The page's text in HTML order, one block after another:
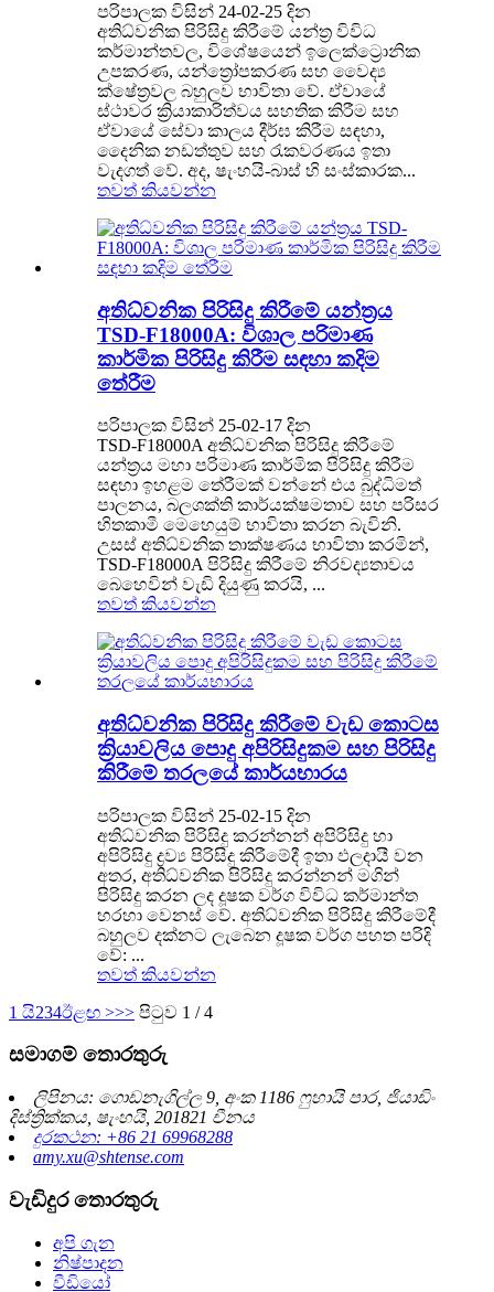
පරිපාලක විසින් 24-02-25 දින
අතිධ්වනික පිරිසිදු කිරීමේ යන්ත්‍ර විවිධ
කර්මාන්තවල, විශේෂයෙන් ඉලෙක්ට්‍රොනික
උපකරණ, යන්ත්‍රෝපකරණ සහ වෛද්‍ය
ක්ෂේත්‍රවල බහුලව භාවිතා වේ. ඒවායේ
ස්ථාවර ක්‍රියාකාරිත්වය සහතික කිරීම සහ
ඒවායේ සේවා කාලය දීර්ඝ කිරීම සඳහා,
දෛනික නඩත්තුව සහ රැකවරණය ඉතා
වැදගත් වේ. අද, ෂැංහයි-බාස් හි සංස්කාරක...
තවත් කියවන්න
අතිධ්වනික පිරිසිදු කිරීමේ යන්ත්‍රය
TSD-F18000A: විශාල පරිමාණ
කාර්මික පිරිසිදු කිරීම සඳහා කදිම
තේරීම
පරිපාලක විසින් 25-02-17 දින
TSD-F18000A අතිධ්වනික පිරිසිදු කිරීමේ
යන්ත්‍රය මහා පරිමාණ කාර්මික පිරිසිදු කිරීම
සඳහා ඉහළම තේරීමක් වන්නේ එය බුද්ධිමත්
පාලනය, බලශක්ති කාර්යක්ෂමතාව සහ පරිසර
හිතකාමී මෙහෙයුම් භාවිතා කරන බැවිනි.
උසස් අතිධ්වනික තාක්ෂණය භාවිතා කරමින්,
TSD-F18000A පිරිසිදු කිරීමේ නිරවද්‍යතාවය
බෙහෙවින් වැඩි දියුණු කරයි, ...
තවත් කියවන්න
අතිධ්වනික පිරිසිදු කිරීමේ වැඩ කොටස
ක්‍රියාවලිය පොදු අපිරිසිදුකම සහ පිරිසිදු
කිරීමේ තරලයේ කාර්යභාරය
පරිපාලක විසින් 25-02-15 දින
අතිධ්වනික පිරිසිදු කරන්නන් අපිරිසිදු හා
අපිරිසිදු ද්‍රව්‍ය පිරිසිදු කිරීමේදී ඉතා ඵලදායී වන
අතර, අතිධ්වනික පිරිසිදු කරන්නන් මගින්
පිරිසිදු කරන ලද දූෂක වර්ග විවිධ කර්මාන්ත
හරහා වෙනස් වේ. අතිධ්වනික පිරිසිදු කිරීමේදී
බහුලව දක්නට ලැබෙන දූෂක වර්ග පහත පරිදි
වේ: ...
තවත් කියවන්න
1 යි234ඊළඟ >>> පිටුව 1 / 4
සමාගම් තොරතුරු
ලිපිනය: ගොඩනැගිල්ල 9, අංක 1186 ෆුහායි පාර, ජියාඩිං
දිස්ත්‍රික්කය, ෂැංහයි, 201821 චීනය
දුරකථන: +86 21 69968288
amy.xu@shtense.com
වැඩිදුර තොරතුරු
අපි ගැන
නිෂ්පාදන
වීඩියෝ